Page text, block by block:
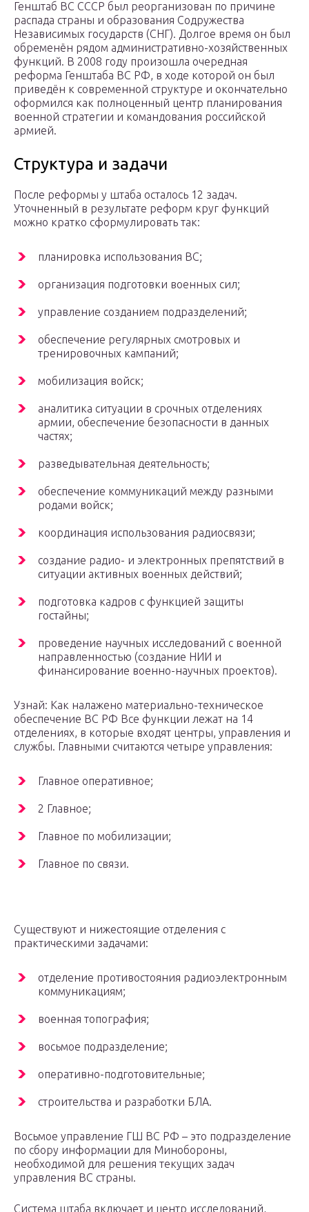
Генштаб ВС СССР был реорганизован по причине
распада страны и образования Содружества
Независимых государств (СНГ). Долгое время он был
обременён рядом административно-хозяйственных
функций. В 2008 году произошла очередная
реформа Генштаба ВС РФ, в ходе которой он был
приведён к современной структуре и окончательно
оформился как полноценный центр планирования
военной стратегии и командования российской
армией.
Структура и задачи
После реформы у штаба осталось 12 задач.
Уточненный в результате реформ круг функций
можно кратко сформулировать так:
планировка использования ВС;
организация подготовки военных сил;
управление созданием подразделений;
обеспечение регулярных смотровых и
тренировочных кампаний;
мобилизация войск;
аналитика ситуации в срочных отделениях
армии, обеспечение безопасности в данных
частях;
разведывательная деятельность;
обеспечение коммуникаций между разными
родами войск;
координация использования радиосвязи;
создание радио- и электронных препятствий в
ситуации активных военных действий;
подготовка кадров с функцией защиты
гостайны;
проведение научных исследований с военной
направленностью (создание НИИ и
финансирование военно-научных проектов).
Узнай: Как налажено материально-техническое
обеспечение ВС РФ Все функции лежат на 14
отделениях, в которые входят центры, управления и
службы. Главными считаются четыре управления:
Главное оперативное;
2 Главное;
Главное по мобилизации;
Главное по связи.
Существуют и нижестоящие отделения с
практическими задачами:
отделение противостояния радиоэлектронным
коммуникациям;
военная топография;
восьмое подразделение;
оперативно-подготовительные;
строительства и разработки БЛА.
Восьмое управление ГШ ВС РФ – это подразделение
по сбору информации для Минобороны,
необходимой для решения текущих задач
управления ВС страны.
Система штаба включает и центр исследований,